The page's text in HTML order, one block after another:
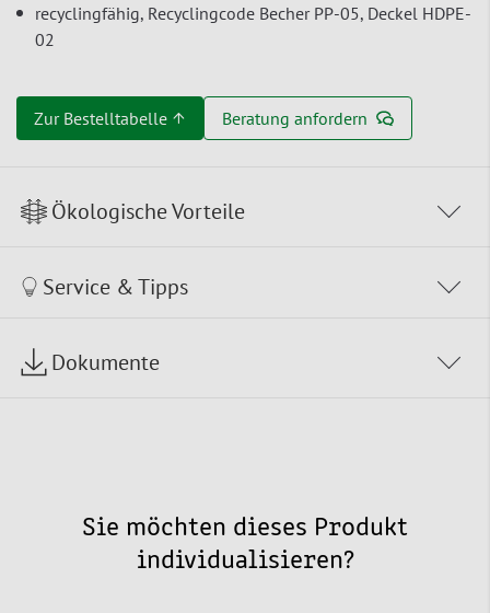
recyclingfähig, Recyclingcode Becher PP-05, Deckel HDPE-
02
Zur Bestelltabelle ↑ Beratung anfordern
Ökologische Vorteile
Service & Tipps
Dokumente
Sie möchten dieses Produkt
individualisieren?